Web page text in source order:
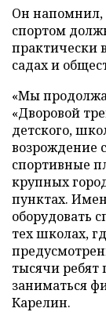
Он напомнил,
спортом
практически
садах и
«Мы
«Дворовой
детского,
возрождение
спортивные
крупных
пунктах.
оборудовать
тех школах,
тысячи ребят
заниматься
Карелин.